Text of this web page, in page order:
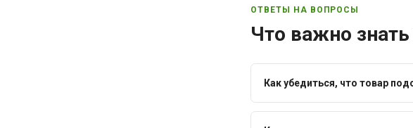
ОТВЕТЫ НА ВОПРОСЫ
Что важно
Как убедиться, что товар